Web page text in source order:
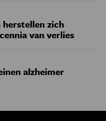
herstellen zich
van verlies
alzheimer